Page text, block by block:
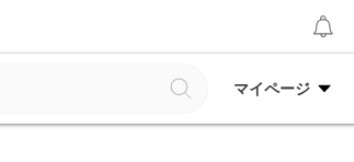
マイページ